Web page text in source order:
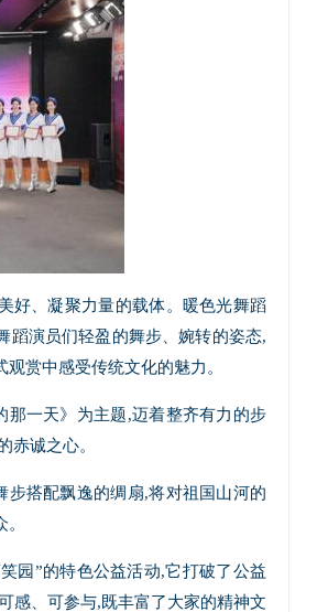
好、凝聚力量的载体。暖色光舞蹈
蹈演员们轻盈的舞步、婉转的姿态,
赏中感受传统文化的魅力。
那一天》为主题,迈着整齐有力的步
赤诚之心。
搭配飘逸的绸扇,将对祖国山河的
园”的特色公益活动,它打破了公益
感、可参与,既丰富了大家的精神文